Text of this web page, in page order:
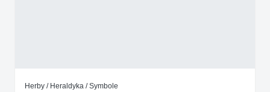
Herby / Heraldyka / Symbole